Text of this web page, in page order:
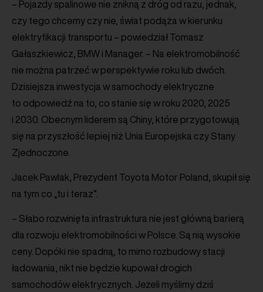
– Pojazdy spalinowe nie znikną z dróg od razu, jednak,
czy tego chcemy czy nie, świat podąża w kierunku
elektryfikacji transportu – powiedział Tomasz
Gałaszkiewicz, BMW i Manager. – Na elektromobilność
nie można patrzeć w perspektywie roku lub dwóch.
Dzisiejsza inwestycja w samochody elektryczne
to odpowiedź na to, co stanie się w roku 2020, 2025
i 2030. Obecnym liderem są Chiny, które przygotowują
się na przyszłość lepiej niż Unia Europejska czy Stany
Zjednoczone.
Jacek Pawlak, Prezydent Toyota Motor Poland, skupił się
na tym co „tu i teraz”.
– Słabo rozwinięta infrastruktura nie jest główną barierą
dla rozwoju elektromobilności w Polsce. Są nią wysokie
ceny. Dopóki nie spadną, to mimo rozbudowy stacji
ładowania, nikt nie będzie kupował drogich
samochodów elektrycznych. Jeżeli myślimy dziś